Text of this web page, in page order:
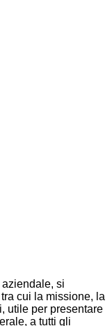
si
cui la missione, la
utile per presentare
a tutti gli